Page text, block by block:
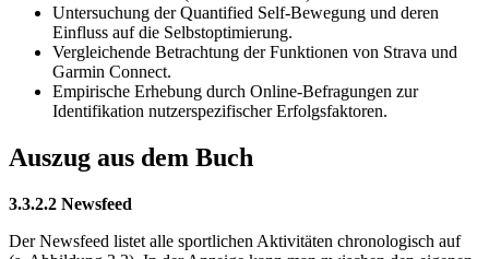
Untersuchung der Quantified Self-Bewegung und deren
Einfluss auf die Selbstoptimierung.
Vergleichende Betrachtung der Funktionen von Strava und
Garmin Connect.
Empirische Erhebung durch Online-Befragungen zur
Identifikation nutzerspezifischer Erfolgsfaktoren.
Auszug aus dem Buch
3.3.2.2 Newsfeed
Der Newsfeed listet alle sportlichen Aktivitäten chronologisch auf